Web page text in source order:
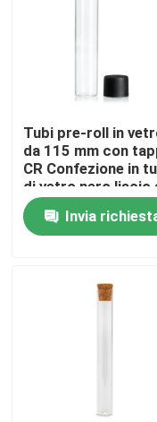
Giro della fabbrica
Controllo di
Barattoli di vetro
Tubi pre-roll in
da 115 mm con
CR Confezione in
di vetro nero liscio
prova di bambino
Invia